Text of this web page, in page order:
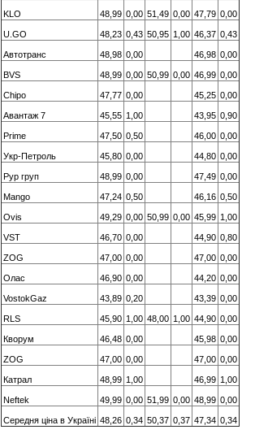
KLO 48,99 0,00 51,49 0,00 47,79 0,00
U.GO 48,23 0,43 50,95 1,00 46,37 0,43
Автотранс 48,98 0,00 46,98 0,00
BVS 48,99 0,00 50,99 0,00 46,99 0,00
Chipo 47,77 0,00 45,25 0,00
Авантаж 7 45,55 1,00 43,95 0,90
Prime 47,50 0,50 46,00 0,00
Укр-Петроль 45,80 0,00 44,80 0,00
Рур груп 48,99 0,00 47,49 0,00
Mango 47,24 0,50 46,16 0,50
Ovis 49,29 0,00 50,99 0,00 45,99 1,00
VST 46,70 0,00 44,90 0,80
ZOG 47,00 0,00 47,00 0,00
Олас 46,90 0,00 44,20 0,00
VostokGaz 43,89 0,20 43,39 0,00
RLS 45,90 1,00 48,00 1,00 44,90 0,00
Кворум 46,48 0,00 45,98 0,00
ZOG 47,00 0,00 47,00 0,00
Катрал 48,99 1,00 46,99 1,00
Neftek 49,99 0,00 51,99 0,00 48,99 0,00
Середня ціна в Україні 48,26 0,34 50,37 0,37 47,34 0,34